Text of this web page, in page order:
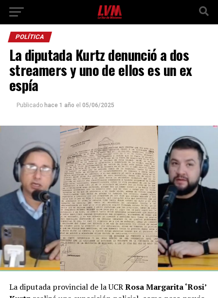
POLÍTICA
La diputada Kurtz denunció a dos
streamers y uno de ellos es un ex
espía
Publicado hace 1 año el 05/06/2025
La diputada provincial de la UCRRosa Margarita ‘Rosi’